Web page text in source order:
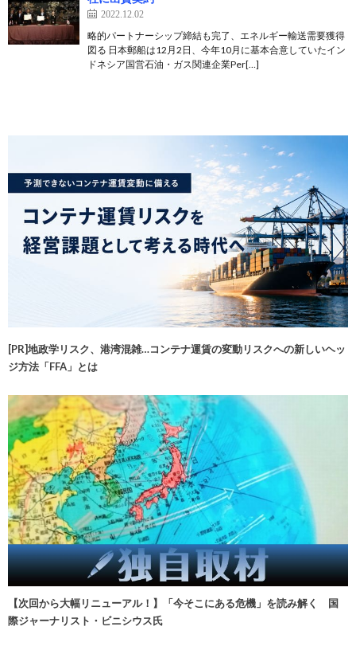
2022.12.02
略的パートナーシップ締結も完了、エネルギー輸送需要獲得
図る 日本郵船は12月2日、今年10月に基本合意していたイン
ドネシア国営石油・ガス関連企業Per[…]
[PR]地政学リスク、港湾混雑…コンテナ運賃の変動リスクへの新しいヘッ
ジ方法「FFA」とは
【次回から大幅リニューアル！】「今そこにある危機」を読み解く 国
際ジャーナリスト・ビニシウス氏